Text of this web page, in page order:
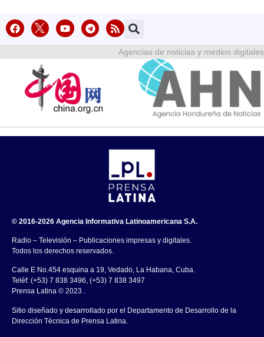
Agencias de noticias y medios digitales
© 2016-2026 Agencia Informativa Latinoamericana S.A.
Radio – Televisión – Publicaciones impresas y digitales.
Todos los derechos reservados.
Calle E No.454 esquina a 19, Vedado, La Habana, Cuba.
Teléf: (+53) 7 838 3496, (+53) 7 838 3497
Prensa Latina © 2023 .
Sitio diseñado y desarrollado por el Departamento de Desarrollo de la
Dirección Técnica de Prensa Latina.